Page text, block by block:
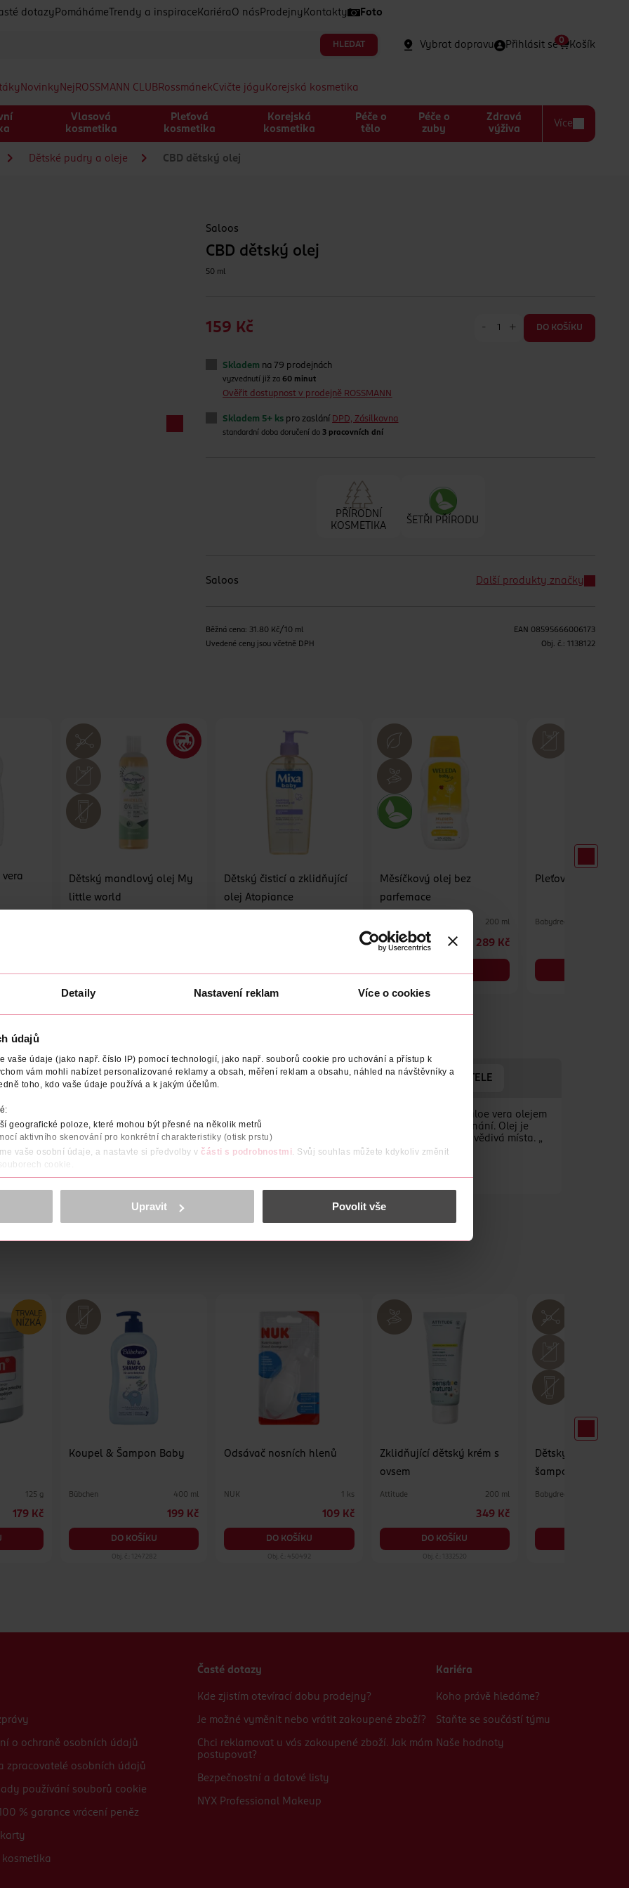
Detaily Nastavení reklam Více o cookies
údajů
vaše údaje (jako např. číslo IP) pomocí technologií, jako např. souborů cookie pro uchování a přístup k
vám mohli nabízet personalizované reklamy a obsah, měření reklam a obsahu, náhled na návštěvníky a
toho, kdo vaše údaje používá a k jakým účelům.
geografické poloze, které mohou být přesné na několik metrů
aktivního skenování pro konkrétní charakteristiky (otisk prstu)
vaše osobní údaje, a nastavte si předvolby v části s podrobnostmi . Svůj souhlas můžete kdykoliv změnit
cookie.
a reklam, funkcí sociálních médií, analýze návštěvnosti, které mohou nést osobní údaje.
osobních údajů.
<
Upravit Povolit vše
dotazy Pomáháme Trendy a inspirace Kariéra O nás Prodejny Kontakty Foto
HLEDAT Vybrat dopravu Přihlásit se Košík
0
Novinky Nej ROSSMANN CLUBRossmánekCvičte jógu Korejská kosmetika
Vlasová
kosmetika
Pleťová
kosmetika
Korejská
kosmetika
Péče o
tělo
Péče o
zuby
Zdravá
výživa
Více
Dětské pudry a oleje CBD dětský olej
Saloos
CBD dětský olej
50 ml
159 Kč - + DO KOŠÍKU
Skladem na 79 prodejnách
vyzvednutí již za60 minut
Ověřit dostupnost v prodejně ROSSMANN
Skladem 5+ ks pro zaslání DPD, Zásilkovna
standardní doba doručení do 3 pracovních dní
PŘÍRODNÍ
KOSMETIKA
ŠETŘI PŘÍRODU
Saloos Další produkty značky
Běžná cena: 31.80 Kč/10 ml
Uvedené ceny jsou včetně DPH
EAN 08595666006173
Obj. č.: 1138122
Dětský mandlový olej My
little world
Dětský čisticí a zklidňující
olej Atopiance
Měsíčkový olej bez
parfemace
200 ml
289 Kč
Pleťový olej
Babydream
DODAVATEL OBJEM NÁZEV VÝROBCE/DODAVATELE ADRESA VÝROBCE/DODAVATELE
( kanabidiolem) známým z léčivého konopí, měsíčkem lékařským, squalanem a hydratujícím aloe vera olejem
terapeutickými účinky na citlivou a problematickou pokožku se sklonem k šupinatění a začervenání. Olej je
k opruzeninám, stroupkům a dětské krupičce. Intenzivně zvláčňuje a zklidňuje suchá, svědivá místa. „
bez pocitu mastnoty. Ke každodenní péči již od 1. měsíce věku dítěte.
péče o opruzeniny, krupičku a ekzém. Bez parfemace.
125 g
179 Kč
Koupel & Šampon Baby
Bübchen 400 ml
199 Kč
DO KOŠÍKU
Obj. č.: 1247282
Odsávač nosních hlenů
NUK 1 ks
109 Kč
DO KOŠÍKU
Obj. č.: 450492
Zklidňující dětský krém s
ovsem
Attitude 200 ml
349 Kč
DO KOŠÍKU
Obj. č.: 1332520
Dětský sprchový
šampon My little
Babydream
o ochraně osobních údajů
zpracovatelé osobních údajů
používání souborů cookie
% garance vrácení peněz
kosmetika
Časté dotazy
Kde zjistím otevírací dobu prodejny?
Je možné vyměnit nebo vrátit zakoupené zboží?
Chci reklamovat u vás zakoupené zboží. Jak mám
postupovat?
Bezpečnostní a datové listy
NYX Professional Makeup
Kariéra
Koho právě hledáme?
Staňte se součástí týmu
Naše hodnoty